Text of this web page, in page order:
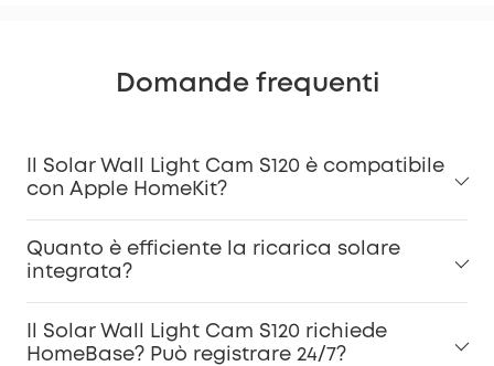
Domande frequenti
Il Solar Wall Light Cam S120 è compatibile
con Apple HomeKit?
Quanto è efficiente la ricarica solare
integrata?
Il Solar Wall Light Cam S120 richiede
HomeBase? Può registrare 24/7?